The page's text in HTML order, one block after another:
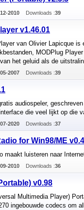
2010 Downloads :39
v1.46.01
van Olivier Lapicque is
MODPlug
het geluid als de
2007 Downloads :39
audiospeler,
die veel lijkt op die
2020 Downloads :37
for Win98/ME
maakt luisteren naar
2010 Downloads :36
v0.98
Multimedia Player)
ingebouwde codecs om